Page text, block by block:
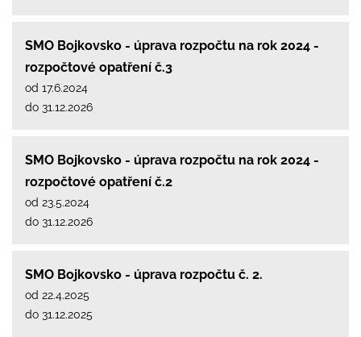
SMO Bojkovsko - úprava rozpočtu na rok 2024 -
rozpočtové opatření č.3
od 17.6.2024
do 31.12.2026
SMO Bojkovsko - úprava rozpočtu na rok 2024 -
rozpočtové opatření č.2
od 23.5.2024
do 31.12.2026
SMO Bojkovsko - úprava rozpočtu č. 2.
od 22.4.2025
do 31.12.2025